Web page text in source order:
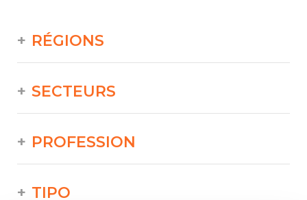
RÉGIONS
SECTEURS
PROFESSION
TIPO